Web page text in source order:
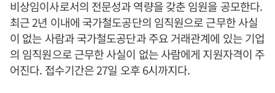
비상임이사로서의 전문성과 역량을 갖춘 임원을 공모한다.
최근 2년 이내에 국가철도공단의 임직원으로 근무한 사실
이 없는 사람과 국가철도공단과 주요 거래관계에 있는 기업
의 임직원으로 근무한 사실이 없는 사람에게 지원자격이 주
어진다. 접수기간은 27일 오후 6시까지다.